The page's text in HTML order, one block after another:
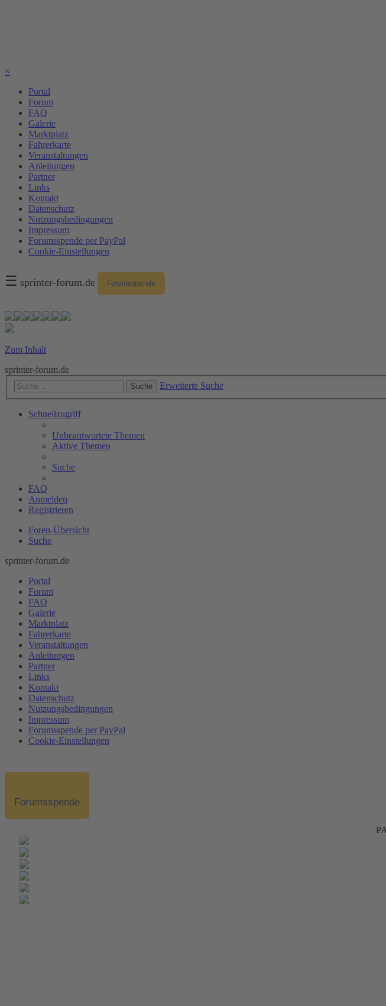
×
Portal
Forum
FAQ
Galerie
Marktplatz
Fahrerkarte
Veranstaltungen
Anleitungen
Partner
Links
Kontakt
Datenschutz
Nutzungsbedingungen
Impressum
Forumsspende per PayPal
Cookie-Einstellungen
☰ sprinter-forum.de Forumsspende
Zum Inhalt
sprinter-forum.de
Suche Erweiterte Suche
Schnellzugriff
Unbeantwortete Themen
Aktive Themen
Suche
FAQ
Anmelden
Registrieren
Foren-Übersicht
Suche
sprinter-forum.de
Portal
Forum
FAQ
Galerie
Marktplatz
Fahrerkarte
Veranstaltungen
Anleitungen
Partner
Links
Kontakt
Datenschutz
Nutzungsbedingungen
Impressum
Forumsspende per PayPal
Cookie-Einstellungen
Forumsspende